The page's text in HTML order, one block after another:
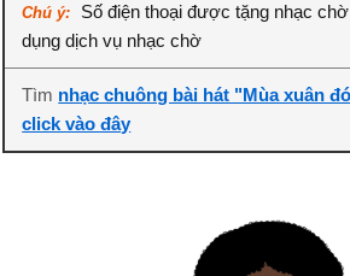
Chú ý:
Số điện thoại được tặng nhạc
dụng dịch vụ nhạc chờ
Tìm nhạc chuông bài hát "Mùa xuân
click vào đây